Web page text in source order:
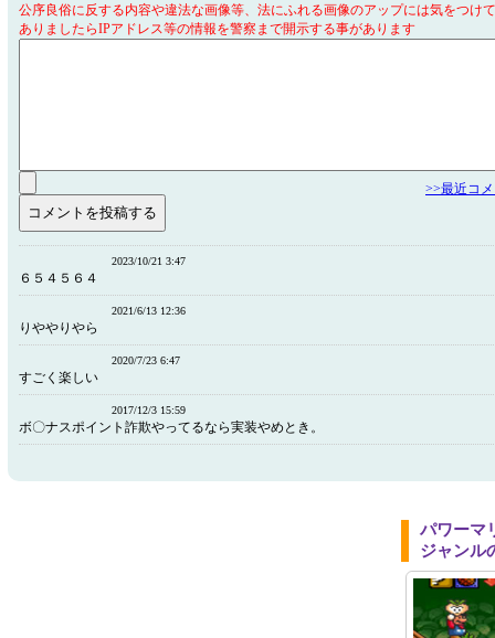
公序良俗に反する内容や違法な画像等、法にふれる画像のアップには気をつけ
ありましたらIPアドレス等の情報を警察まで開示する事があります
>>最近コ
2023/10/21 3:47
６５４５６４
2021/6/13 12:36
りややりやら
2020/7/23 6:47
すごく楽しい
2017/12/3 15:59
ボ〇ナスポイント詐欺やってるなら実装やめとき。
パワーマ
ジャンル